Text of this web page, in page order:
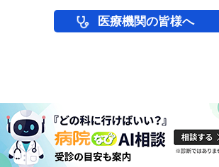
医療機関の皆様へ